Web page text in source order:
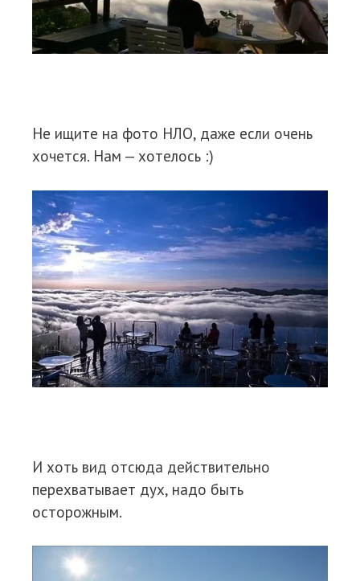
Не ищите на фото НЛО, даже если очень
хочется. Нам — хотелось :)
И хоть вид отсюда действительно
перехватывает дух, надо быть
осторожным.